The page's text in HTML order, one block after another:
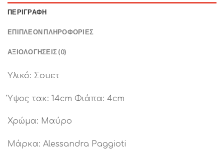
ΠΕΡΙΓΡΑΦΉ
ΕΠΙΠΛΈΟΝ ΠΛΗΡΟΦΟΡΊΕΣ
ΑΞΙΟΛΟΓΉΣΕΙΣ (0)
Υλικό: Σουετ
Ύψος τακ: 14cm Φιάπα: 4cm
Χρώμα: Μαύρο
Μάρκα: Alessandra Paggioti